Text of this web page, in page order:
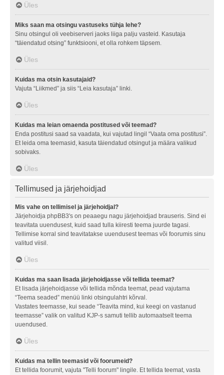
Üles
Miks saan ma otsingu vastuseks tühja lehe?
Sinu otsingul oli veebiserveri jaoks liiga palju vasteid. Kasutaja
“täiendatud otsing” funktsiooni, et olla rohkem täpsem.
Üles
Kuidas ma otsin kasutajaid?
Vajuta “Liikmed” ja siis “Leia kasutaja” linki.
Üles
Kuidas ma leian omaenda postitused või teemad?
Enda postitusi saad sa vaadata, kui vajutad lingil “Vaata oma postitusi”.
Et leida oma teemasid, kasuta täiendatud otsingut ja määra valikud
sobivaks.
Üles
Tellimused ja järjehoidjad
Mis vahe on tellimisel ja järjehoidjal?
Järjehoidja phpBB3's on peaaegu nagu järjehoidjad brauseris. Sind ei
teavitata uuendusest, kuid saad tulla kiiresti teema juurde tagasi.
Tellimise korral sind teavitatakse uuendusest teemas või foorumis sinu
valitud viisil.
Üles
Kuidas ma saan lisada järjehoidjasse või tellida teemat?
Et lisada järjehoidjasse või tellida mõnda teemat, pead vajutama
“Teema seaded” menüü linki otsingulahtri kõrval.
Vastates teemasse, kui seade “Teavita mind, kui keegi on vastanud
teemasse” valik on valitud KJP-s samuti tellib automaatselt teema
uuendused.
Üles
Kuidas ma tellin teemasid või foorumeid?
Et tellida foorumit, vajuta "Telli foorum" lingile. Et tellida teemat, vasta